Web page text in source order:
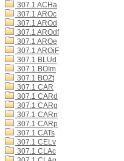
307.1 ACHa
307.1 AROc
307.1 AROd
307.1 AROdf
307.1 AROe
307.1 AROiF
307.1 BLUd
307.1 BOIm
307.1 BOZt
307.1 CAR
307.1 CARd
307.1 CARg
307.1 CARn
307.1 CARp
307.1 CATs
307.1 CELv
307.1 CLAc